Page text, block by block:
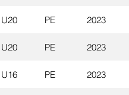
U20 PE 2023
U20 PE 2023
U16 PE 2023